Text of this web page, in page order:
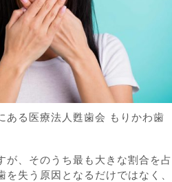
ある医療法人甦歯会 もりかわ歯
が、そのうち最も大きな割合を占
失う原因となるだけではなく、